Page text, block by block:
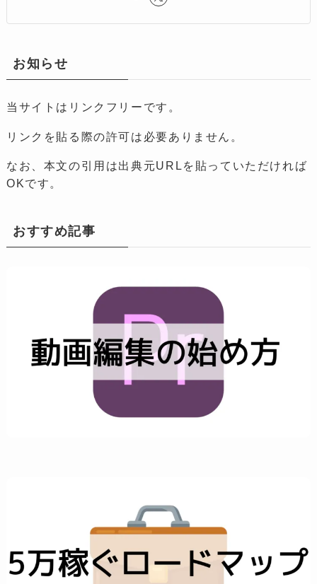
お知らせ
当サイトはリンクフリーです。
リンクを貼る際の許可は必要ありません。
なお、本文の引用は出典元URLを貼っていただければ
OKです。
おすすめ記事